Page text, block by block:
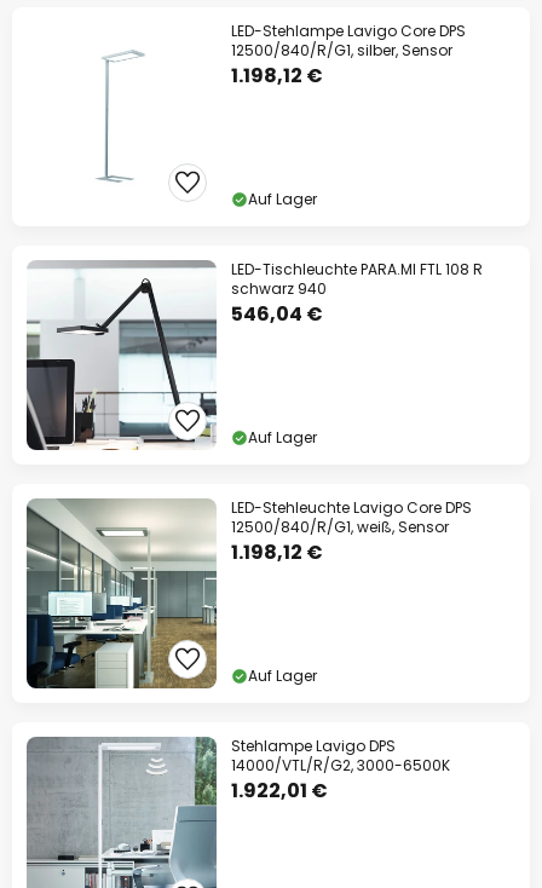
LED-Stehlampe Lavigo Core DPS
12500/840/R/G1, silber, Sensor
1.198,12 €
Auf Lager
LED-Tischleuchte PARA.MI FTL 108 R
schwarz 940
546,04 €
Auf Lager
LED-Stehleuchte Lavigo Core DPS
12500/840/R/G1, weiß, Sensor
1.198,12 €
Auf Lager
Stehlampe Lavigo DPS
14000/VTL/R/G2, 3000-6500K
1.922,01 €